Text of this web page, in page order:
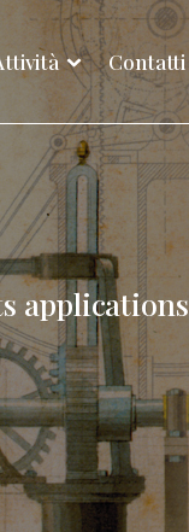
Contatti
applications